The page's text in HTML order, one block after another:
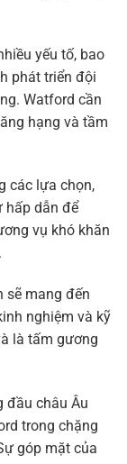
yếu tố, bao
phát triển đội
Watford cần
hạng và tầm
các lựa chọn,
hấp dẫn để
vụ khó khăn
sẽ mang đến
nghiệm và kỹ
là tấm gương
đầu châu Âu
trong chặng
góp mặt của